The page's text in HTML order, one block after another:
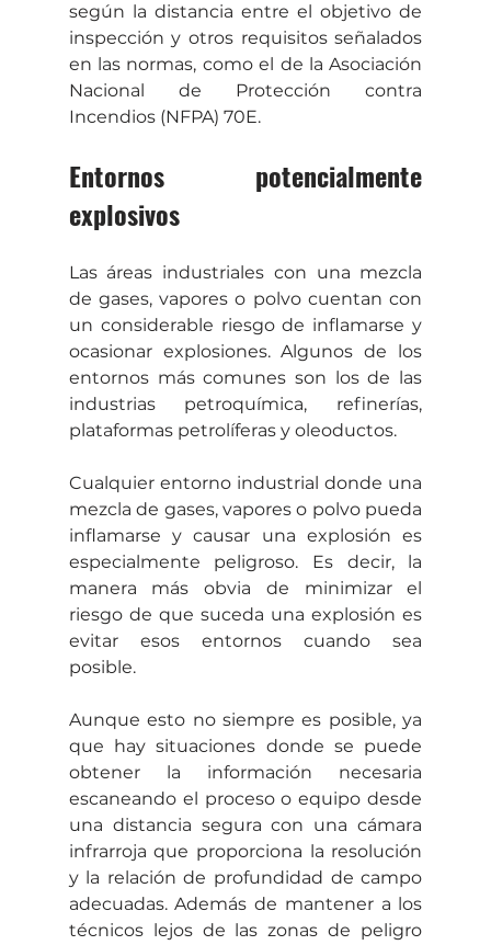
según la distancia entre el objetivo de
inspección y otros requisitos señalados
en las normas, como el de la Asociación
Nacional de Protección contra
Incendios (NFPA) 70E.
Entornos potencialmente
explosivos
Las áreas industriales con una mezcla
de gases, vapores o polvo cuentan con
un considerable riesgo de inflamarse y
ocasionar explosiones. Algunos de los
entornos más comunes son los de las
industrias petroquímica, refinerías,
plataformas petrolíferas y oleoductos.
Cualquier entorno industrial donde una
mezcla de gases, vapores o polvo pueda
inflamarse y causar una explosión es
especialmente peligroso. Es decir, la
manera más obvia de minimizar el
riesgo de que suceda una explosión es
evitar esos entornos cuando sea
posible.
Aunque esto no siempre es posible, ya
que hay situaciones donde se puede
obtener la información necesaria
escaneando el proceso o equipo desde
una distancia segura con una cámara
infrarroja que proporciona la resolución
y la relación de profundidad de campo
adecuadas. Además de mantener a los
técnicos lejos de las zonas de peligro